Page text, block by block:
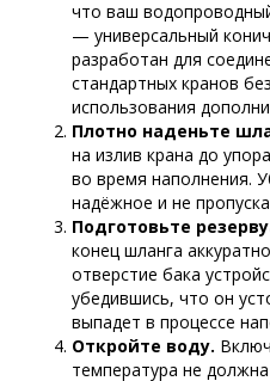
что ваш
— универсальный
разработан для
стандартных кранов
использования
Плотно наденьте
на излив крана до
во время наполнения.
надёжное и не
Подготовьте
конец шланга
отверстие бака
убедившись, что он
выпадет в процессе
Откройте воду.
температура не